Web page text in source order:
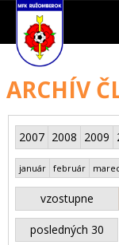
ARCHÍV
2007 2008 2009
január február
vzostupne
posledných 30